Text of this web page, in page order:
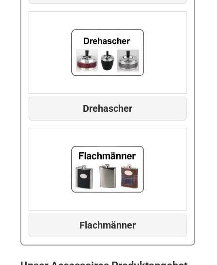
Drehascher
Flachmänner